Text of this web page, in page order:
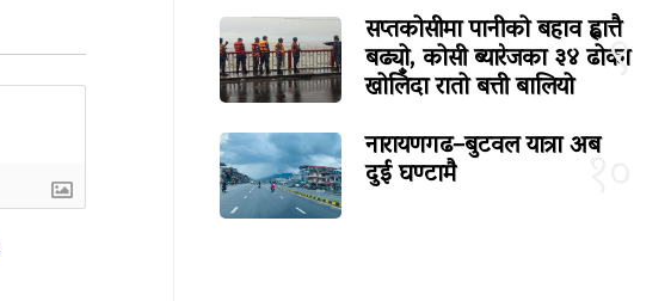
९
सप्तकोसीमा पानीको बहाव ह्वात्तै
बढ्यो, कोसी ब्यारेजका ३४ ढोका
खोलिँदा रातो बत्ती बालियो
१०
नारायणगढ–बुटवल यात्रा अब
दुई घण्टामै